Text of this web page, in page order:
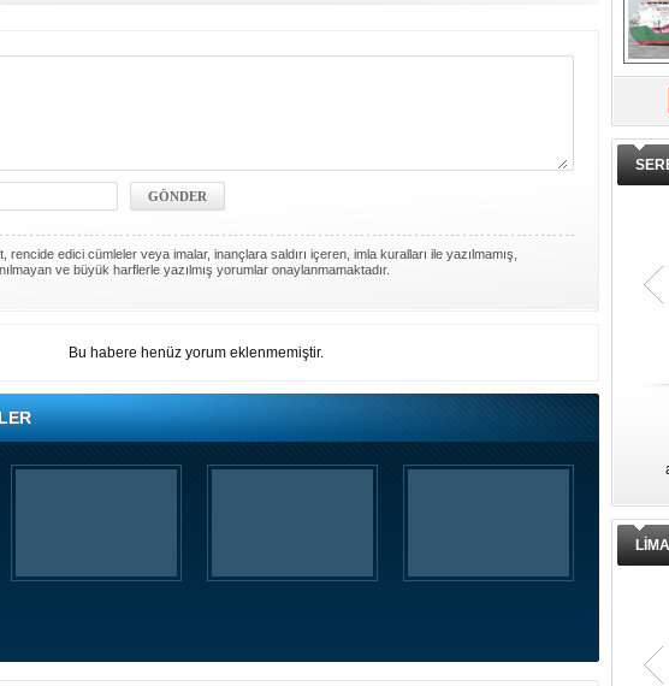
rencide edici cümleler veya imalar, inançlara saldırı içeren, imla kuralları ile yazılmamış,
ve büyük harflerle yazılmış yorumlar onaylanmamaktadır.
Bu habere henüz yorum eklenmemiştir.